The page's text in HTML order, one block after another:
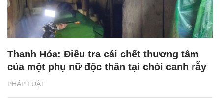
PHÁP LUẬT
Thanh Hóa: Điều tra cái chết thương tâm
của một phụ nữ độc thân tại chòi canh rẫy